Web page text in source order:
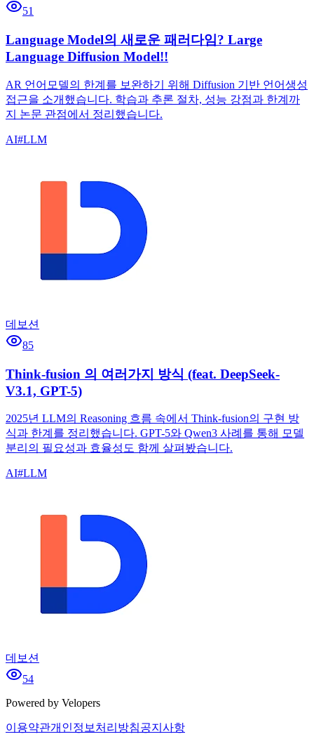
51
Language Model의 새로운 패러다임? Large
Language Diffusion Model!!
AR 언어모델의 한계를 보완하기 위해 Diffusion 기반 언어생성
접근을 소개했습니다. 학습과 추론 절차, 성능 강점과 한계까
지 논문 관점에서 정리했습니다.
AI#LLM
데보션
85
Think-fusion 의 여러가지 방식 (feat. DeepSeek-
V3.1, GPT-5)
2025년 LLM의 Reasoning 흐름 속에서 Think-fusion의 구현 방
식과 한계를 정리했습니다. GPT-5와 Qwen3 사례를 통해 모델
분리의 필요성과 효율성도 함께 살펴봤습니다.
AI#LLM
데보션
54
Powered by Velopers
이용약관개인정보처리방침공지사항